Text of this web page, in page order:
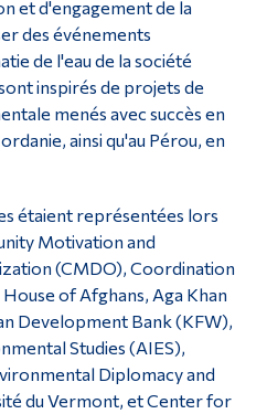
et d'engagement de la
des événements
de l'eau de la société
inspirés de projets de
menés avec succès en
ainsi qu'au Pérou, en
étaient représentées lors
Motivation and
(CMDO), Coordination
of Afghans, Aga Khan
Development Bank (KFW),
Studies (AIES),
Diplomacy and
du Vermont, et Center for